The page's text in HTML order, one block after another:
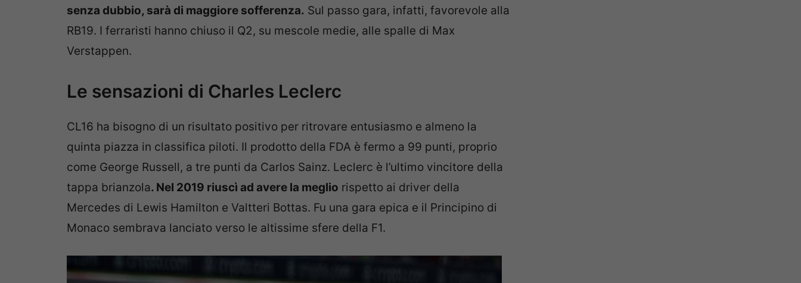
senza dubbio, sarà di maggiore sofferenza. Sul passo gara, infatti, favorevole alla
RB19. I ferraristi hanno chiuso il Q2, su mescole medie, alle spalle di Max
Verstappen.
Le sensazioni di Charles Leclerc
CL16 ha bisogno di un risultato positivo per ritrovare entusiasmo e almeno la
quinta piazza in classifica piloti. Il prodotto della FDA è fermo a 99 punti, proprio
come George Russell, a tre punti da Carlos Sainz. Leclerc è l’ultimo vincitore della
tappa brianzola. Nel 2019 riuscì ad avere la meglio rispetto ai driver della
Mercedes di Lewis Hamilton e Valtteri Bottas. Fu una gara epica e il Principino di
Monaco sembrava lanciato verso le altissime sfere della F1.